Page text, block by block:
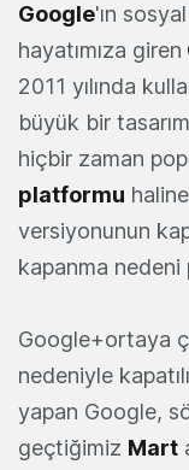
Google'ın
hayatımıza giren
2011 yılında
büyük bir
hiçbir zaman
platformu
versiyonunun
kapanma nedeni
Google+ortaya
nedeniyle
yapan Google,
geçtiğimiz Mart